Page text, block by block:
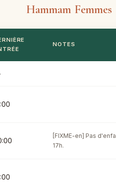
Hammam Femmes
NOTES
[FIXME-en] Pas
17h.